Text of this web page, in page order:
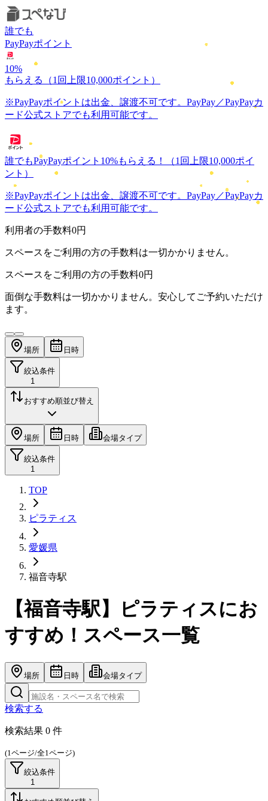
誰でも
PayPayポイント
10%
もらえる
（1回上限10,000ポイント）
※PayPayポイントは出金、譲渡不可です。PayPay／PayPayカ
ード公式ストアでも利用可能です。
誰でもPayPayポイント 10%もらえる！
（1回上限10,000ポイ
ント）
※PayPayポイントは出金、譲渡不可です。PayPay／PayPayカ
ード公式ストアでも利用可能です。
利用者の手数料0円
スペースをご利用の方の手数料は一切かかりません。
スペースをご利用の方の手数料0円
面倒な手数料は一切かかりません。安心してご予約いただけ
ます。
場所 日時
絞込条件
1
おすすめ順並び替え
場所 日時 会場タイプ
絞込条件
1
TOP
ピラティス
愛媛県
福音寺駅
【福音寺駅】ピラティスにお
すすめ！スペース一覧
場所 日時 会場タイプ
検索する
検索結果 0 件
(1 ページ/全1 ページ)
絞込条件
1